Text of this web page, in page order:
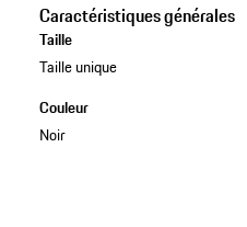
Caractéristiques générales
Taille
Taille unique
Couleur
Noir